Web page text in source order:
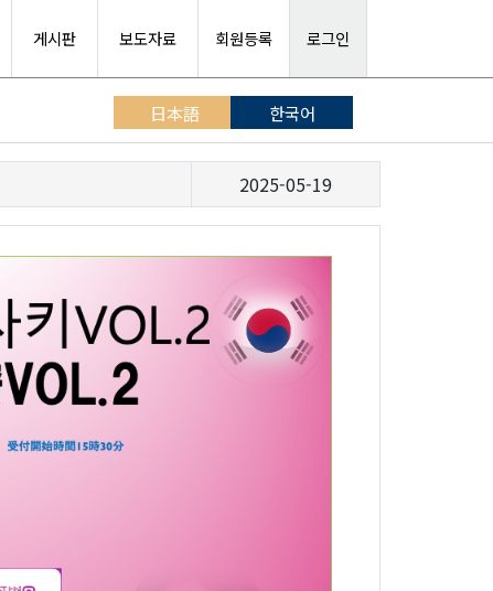
게시판 보도자료 회원등록 로그인
日本語 한국어
2025-05-19